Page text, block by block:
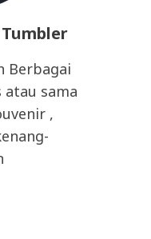
Berbagai
sama
,